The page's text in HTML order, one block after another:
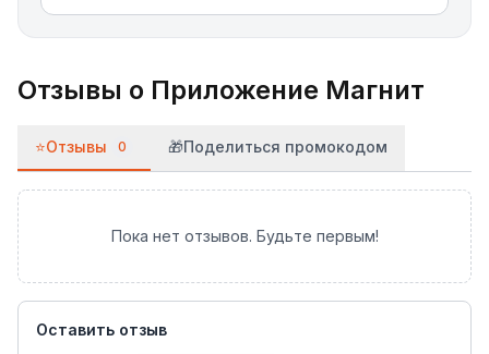
Отзывы о Приложение Магнит
⭐Отзывы 0 🎁Поделиться промокодом
Пока нет отзывов. Будьте первым!
Оставить отзыв